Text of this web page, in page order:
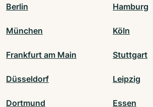
Berlin Hamburg
München Köln
Frankfurt am Main Stuttgart
Düsseldorf Leipzig
Dortmund Essen